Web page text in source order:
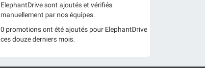
ElephantDrive sont ajoutés et vérifiés
manuellement par nos équipes.
0 promotions ont été ajoutés pour ElephantDrive
ces douze derniers mois.